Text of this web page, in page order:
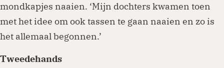
mondkapjes naaien. ‘Mijn dochters kwamen toen
met het idee om ook tassen te gaan naaien en zo is
het allemaal begonnen.’
Tweedehands